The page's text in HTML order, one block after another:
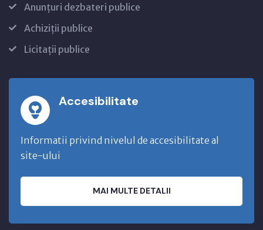
Anunțuri dezbateri publice
Achiziții publice
Licitații publice
Accesibilitate
Informatii privind nivelul de accesibilitate al
site-ului
MAI MULTE DETALII